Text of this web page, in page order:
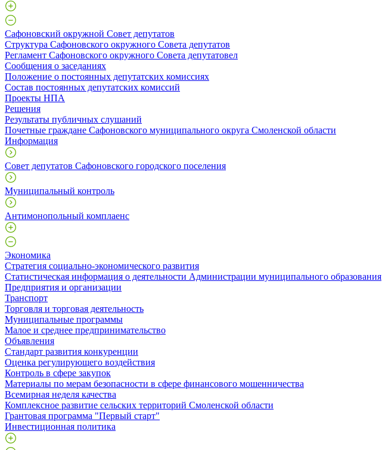
Сафоновский окружной Совет депутатов
Структура Сафоновского окружного Совета депутатов
Регламент Сафоновского окружного Совета депутатовел
Сообщения о заседаниях
Положение о постоянных депутатских комиссиях
Состав постоянных депутатских комиссий
Проекты НПА
Решения
Результаты публичных слушаний
Почетные граждане Сафоновского муниципального округа Смоленской области
Информация
Совет депутатов Сафоновского городского поселения
Муниципальный контроль
Антимонопольный комплаенс
Экономика
Стратегия социально-экономического развития
Статистическая информация о деятельности Администрации муниципального образования
Предприятия и организации
Транспорт
Торговля и торговая деятельность
Муниципальные программы
Малое и среднее предпринимательство
Объявления
Стандарт развития конкуренции
Оценка регулирующего воздействия
Контроль в сфере закупок
Материалы по мерам безопасности в сфере финансового мошенничества
Всемирная неделя качества
Комплексное развитие сельских территорий Смоленской области
Грантовая программа "Первый старт"
Инвестиционная политика